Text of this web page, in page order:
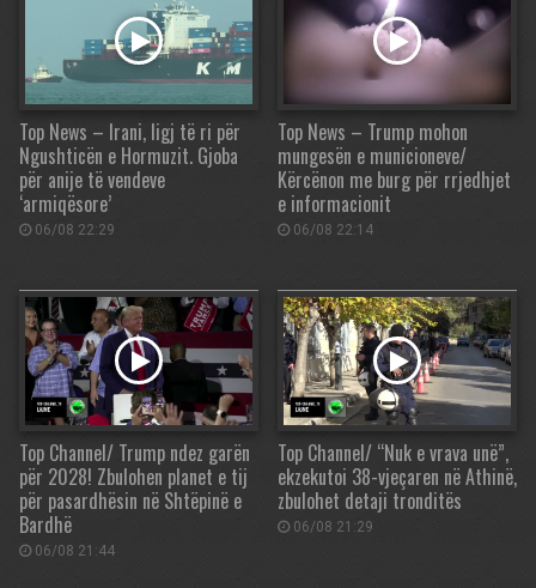
Top News – Irani, ligj të ri për
Ngushticën e Hormuzit. Gjoba
për anije të vendeve
‘armiqësore’
06/08 22:29
Top News – Trump mohon
mungesën e municioneve/
Kërcënon me burg për rrjedhjet
e informacionit
06/08 22:14
Top Channel/ Trump ndez garën
për 2028! Zbulohen planet e tij
për pasardhësin në Shtëpinë e
Bardhë
06/08 21:44
Top Channel/ “Nuk e vrava unë”,
ekzekutoi 38-vjeçaren në Athinë,
zbulohet detaji tronditës
06/08 21:29